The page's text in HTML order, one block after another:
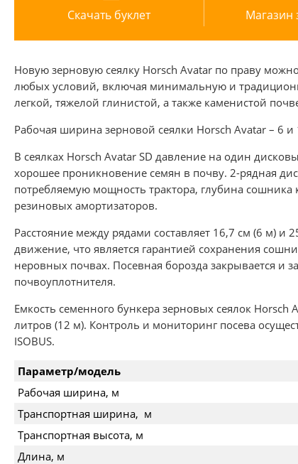
Скачать буклет Магазин
Новую зерновую сеялку Horsch Avatar по праву
любых условий, включая минимальную и
легкой, тяжелой глинистой, а также каменистой
Рабочая ширина зерновой сеялки Horsch Avatar – 6 и
В сеялках Horsch Avatar SD давление на один
хорошее проникновение семян в почву. 2-рядная
потребляемую мощность трактора, глубина
резиновых амортизаторов.
Расстояние между рядами составляет 16,7 см (6 м) и
движение, что является гарантией сохранения
неровных почвах. Посевная борозда закрывается и
почвоуплотнителя.
Емкость семенного бункера зерновых сеялок Horsch
литров (12 м). Контроль и мониторинг посева
ISOBUS.
Параметр/модель
Рабочая ширина, м
Транспортная ширина, м
Транспортная высота, м
Длина, м